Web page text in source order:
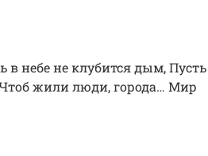
в небе не клубится дым, Пусть
жили люди, города… Мир